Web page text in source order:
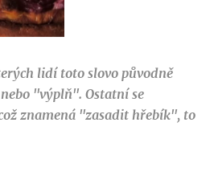
lidí toto slovo původně
"výplň". Ostatní se
znamená "zasadit hřebík", to